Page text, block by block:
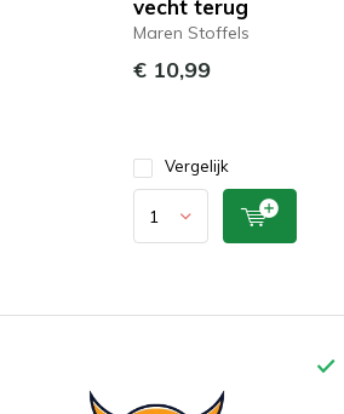
vecht terug
Maren Stoffels
€ 10,99
Vergelijk